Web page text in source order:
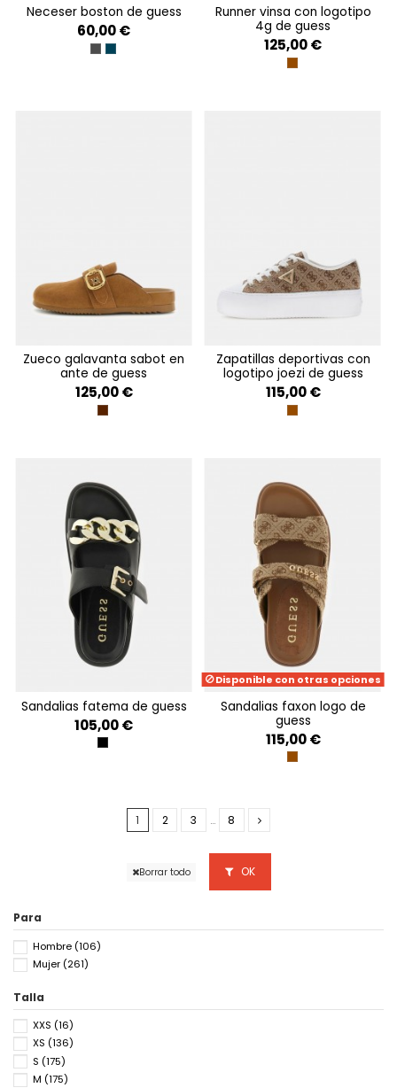
neceser boston de guess
60,00 €
DARK BLACK
SAND BLUE
runner vinsa con logotipo
4g de guess
125,00 €
BEIGE BROWN
zueco galavanta sabot en
ante de guess
125,00 €
BROWN
zapatillas deportivas con
logotipo joezi de guess
115,00 €
BEIGE BROWN
sandalias fatema de guess
105,00 €
BLACK
Disponible con otras opciones
sandalias faxon logo de
guess
115,00 €
BEIGE BROWN
1 2 3 … 8
Borrar todo OK
Para
Hombre (106)
Mujer (261)
Talla
XXS (16)
XS (136)
S (175)
M (175)